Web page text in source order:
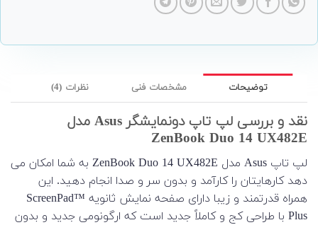
توضیحات مشخصات فنی نظرات (4)
نقد و بررسی لپ تاپ دونمایشگر Asus مدل
ZenBook Duo 14 UX482E
لپ تاپ Asus مدل ZenBook Duo 14 UX482E به شما امکان می
دهد کارهایتان را کارآمد و بدون سر و صدا انجام دهید. این
همراه قدرتمند و زیبا دارای صفحه نمایش ثانویه ScreenPad™
Plus با طراحی کج و کاملاً جدید است که ارگونومی جدید و بدون